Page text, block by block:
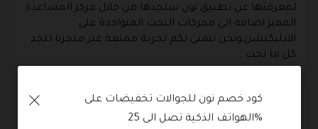
لمعرفتها عن تطبيق نون ستجدها من خلال مركز المساعدة
المميز اضافة الى محركات البحث المتواجدة على
الابليكيشن,ونحن نتمنى لكم تجربة ممتعة عبر متجرنا لتجد
كل ما تحب .
الهواتف الذكية تصل الى 25%